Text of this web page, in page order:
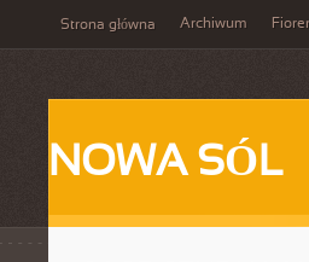
Strona główna Archiwum
NOWA SÓL